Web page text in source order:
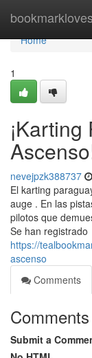
bookmarkloves
Home
Home
1
nevejpzk388737
El karting
auge . En las
pilotos que
Se han registrado
https://
ascenso
Comments
Comments
Submit a